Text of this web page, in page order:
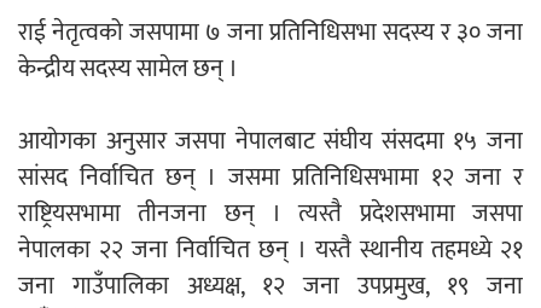
आदेश निक्र्योल गर्न असार ६ मा पेसी
निर्धारित ठाउँमा राजर्षिजनक विश्वविद्यालय
भवन बनाउन उपकुलपतिद्वारा आनाकानी
राई नेतृत्वको जसपामा ७ जना प्रतिनिधिसभा सदस्य र ३० जना
केन्द्रीय सदस्य सामेल छन् ।
आयोगका अनुसार जसपा नेपालबाट संघीय संसदमा १५ जना
सांसद निर्वाचित छन् । जसमा प्रतिनिधिसभामा १२ जना र
राष्ट्रियसभामा तीनजना छन् । त्यस्तै प्रदेशसभामा जसपा
नेपालका २२ जना निर्वाचित छन् । यस्तै स्थानीय तहमध्ये २१
जना गाउँपालिका अध्यक्ष, १२ जना उपप्रमुख, १९ जना